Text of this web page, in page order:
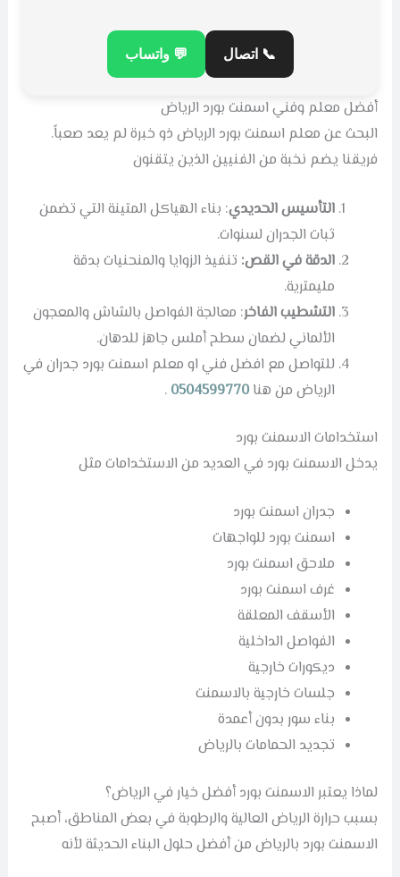
📞 اتصال 💬 واتساب
أفضل معلم وفني اسمنت بورد الرياض
البحث عن معلم اسمنت بورد الرياض ذو خبرة لم يعد صعباً.
فريقنا يضم نخبة من الفنيين الذين يتقنون
التأسيس الحديدي: بناء الهياكل المتينة التي تضمن
ثبات الجدران لسنوات.
الدقة في القص: تنفيذ الزوايا والمنحنيات بدقة
مليمترية.
التشطيب الفاخر: معالجة الفواصل بالشاش والمعجون
الألماني لضمان سطح أملس جاهز للدهان.
للتواصل مع افضل فني او معلم اسمنت بورد جدران في
الرياض من هنا 0504599770
.
استخدامات الاسمنت بورد
يدخل الاسمنت بورد في العديد من الاستخدامات مثل
جدران اسمنت بورد
اسمنت بورد للواجهات
ملاحق اسمنت بورد
غرف اسمنت بورد
الأسقف المعلقة
الفواصل الداخلية
ديكورات خارجية
جلسات خارجية بالاسمنت
بناء سور بدون أعمدة
تجديد الحمامات بالرياض
لماذا يعتبر الاسمنت بورد أفضل خيار في الرياض؟
بسبب حرارة الرياض العالية والرطوبة في بعض المناطق، أصبح
الاسمنت بورد بالرياض من أفضل حلول البناء الحديثة لأنه